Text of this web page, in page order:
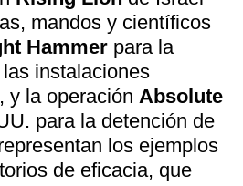
mandos y científicos
Hammer para la
instalaciones
y la operación Absolute
para la detención de
los ejemplos
de eficacia, que